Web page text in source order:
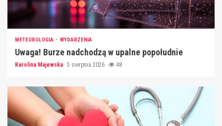
METEOROLOGIA WYDARZENIA
Uwaga! Burze nadchodzą w upalne popołudnie
Karolina Majewska 5 sierpnia 2026 48